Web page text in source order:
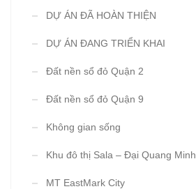
DỰ ÁN ĐÃ HOÀN THIỆN
DỰ ÁN ĐANG TRIỂN KHAI
Đất nền sổ đỏ Quận 2
Đất nền sổ đỏ Quận 9
Không gian sống
Khu đô thị Sala – Đại Quang Minh
MT EastMark City